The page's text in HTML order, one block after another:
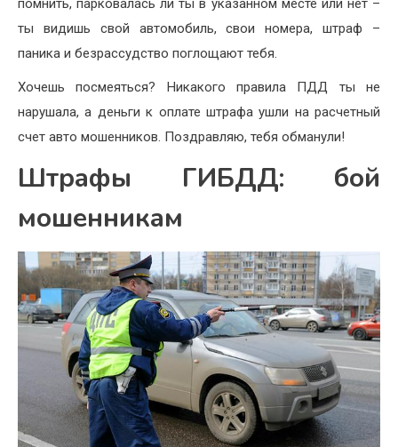
помнить, парковалась ли ты в указанном месте или нет –
ты видишь свой автомобиль, свои номера, штраф –
паника и безрассудство поглощают тебя.
Хочешь посмеяться? Никакого правила ПДД ты не
нарушала, а деньги к оплате штрафа ушли на расчетный
счет авто мошенников. Поздравляю, тебя обманули!
Штрафы ГИБДД: бой
мошенникам